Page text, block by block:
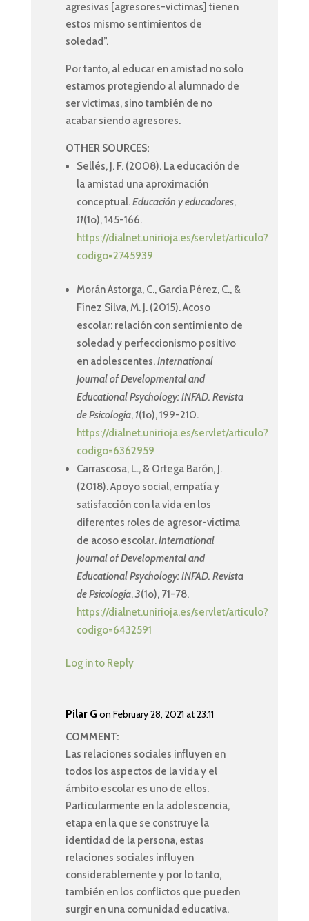
agresivas [agresores-victimas] tienen
estos mismo sentimientos de
soledad”.
Por tanto, al educar en amistad no solo
estamos protegiendo al alumnado de
ser victimas, sino también de no
acabar siendo agresores.
OTHER SOURCES:
Sellés, J. F. (2008). La educación de
la amistad una aproximación
conceptual.Educación y educadores,
11(1o), 145-166.
https://dialnet.unirioja.es/servlet/articulo?
codigo=2745939
Morán Astorga, C., García Pérez, C., &
Fínez Silva, M. J. (2015). Acoso
escolar: relación con sentimiento de
soledad y perfeccionismo positivo
en adolescentes.International
Journal of Developmental and
Educational Psychology: INFAD. Revista
de Psicología, 1(1o), 199-210.
https://dialnet.unirioja.es/servlet/articulo?
codigo=6362959
Carrascosa, L., & Ortega Barón, J.
(2018). Apoyo social, empatía y
satisfacción con la vida en los
diferentes roles de agresor-víctima
de acoso escolar.International
Journal of Developmental and
Educational Psychology: INFAD. Revista
de Psicología,3(1o), 71-78.
https://dialnet.unirioja.es/servlet/articulo?
codigo=6432591
Log in to Reply
Pilar G on February 28, 2021 at 23:11
COMMENT:
Las relaciones sociales influyen en
todos los aspectos de la vida y el
ámbito escolar es uno de ellos.
Particularmente en la adolescencia,
etapa en la que se construye la
identidad de la persona, estas
relaciones sociales influyen
considerablemente y por lo tanto,
también en los conflictos que pueden
surgir en una comunidad educativa.